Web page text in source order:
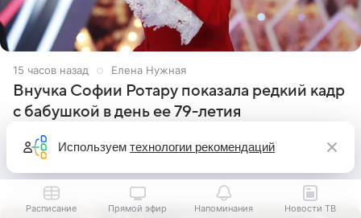
15 часов назад Елена Нужная
Внучка Софии Ротару показала редкий кадр
с бабушкой в день ее 79-летия
Внучка Софии Ротару показала редкий кадр с
именинницей, которой 7 августа исполнилось 79 лет.
странице в социальной сети фотографией знаменитой
бабушки. На снимке
Расписание Прямой эфир Напоминания Новости ТВ
Используем технологии рекомендаций